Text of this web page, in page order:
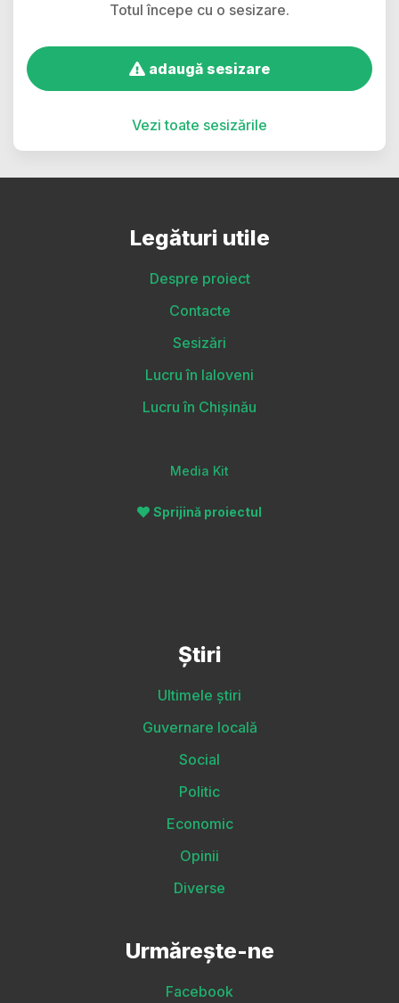
Totul începe cu o sesizare.
adaugă sesizare
Vezi toate sesizările
Legături utile
Despre proiect
Contacte
Sesizări
Lucru în Ialoveni
Lucru în Chișinău
Media Kit
Sprijină proiectul
Știri
Ultimele știri
Guvernare locală
Social
Politic
Economic
Opinii
Diverse
Urmărește-ne
Facebook